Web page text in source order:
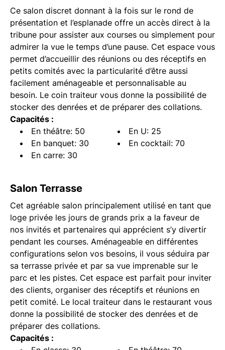
Ce salon discret donnant à la fois sur le rond de
présentation et l’esplanade offre un accès direct à la
tribune pour assister aux courses ou simplement pour
admirer la vue le temps d’une pause. Cet espace vous
permet d’accueillir des réunions ou des réceptifs en
petits comités avec la particularité d’être aussi
facilement aménageable et personnalisable au
besoin. Le coin traiteur vous donne la possibilité de
stocker des denrées et de préparer des collations.
Capacités :
En théâtre: 50
En U: 25
En banquet: 30
En cocktail: 70
En carre: 30
Salon Terrasse
Cet agréable salon principalement utilisé en tant que
loge privée les jours de grands prix a la faveur de
nos invités et partenaires qui apprécient s’y divertir
pendant les courses. Aménageable en différentes
configurations selon vos besoins, il vous séduira par
sa terrasse privée et par sa vue imprenable sur le
parc et les pistes. Cet espace est parfait pour inviter
des clients, organiser des réceptifs et réunions en
petit comité. Le local traiteur dans le restaurant vous
donne la possibilité de stocker des denrées et de
préparer des collations.
Capacités :